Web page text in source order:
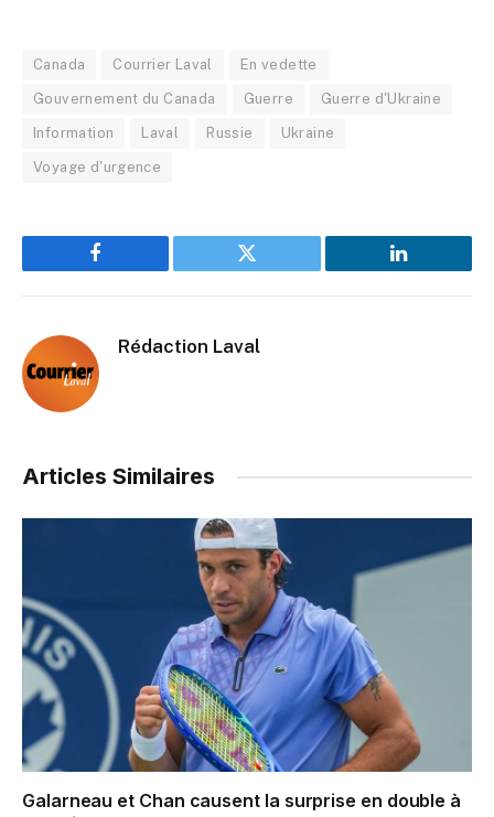
Canada Courrier Laval En vedette
Gouvernement du Canada Guerre Guerre d'Ukraine
Information Laval Russie Ukraine
Voyage d'urgence
Facebook Twitter LinkedIn
Rédaction Laval
Articles Similaires
Galarneau et Chan causent la surprise en double à